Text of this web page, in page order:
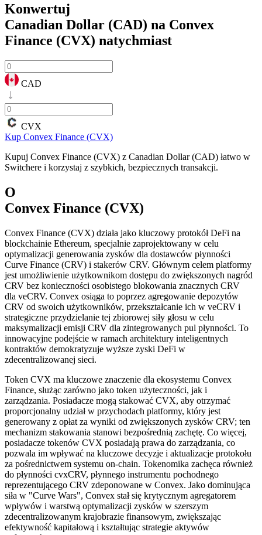
Konwertuj
Canadian Dollar (CAD) na Convex
Finance (CVX) natychmiast
CAD
CVX
Kup Convex Finance (CVX)
Kupuj Convex Finance (CVX) z Canadian Dollar (CAD) łatwo w
Switchere i korzystaj z szybkich, bezpiecznych transakcji.
O
Convex Finance (CVX)
Convex Finance (CVX) działa jako kluczowy protokół DeFi na
blockchainie Ethereum, specjalnie zaprojektowany w celu
optymalizacji generowania zysków dla dostawców płynności
Curve Finance (CRV) i stakerów CRV. Głównym celem platformy
jest umożliwienie użytkownikom dostępu do zwiększonych nagród
CRV bez konieczności osobistego blokowania znacznych CRV
dla veCRV. Convex osiąga to poprzez agregowanie depozytów
CRV od swoich użytkowników, przekształcanie ich w veCRV i
strategiczne przydzielanie tej zbiorowej siły głosu w celu
maksymalizacji emisji CRV dla zintegrowanych pul płynności. To
innowacyjne podejście w ramach architektury inteligentnych
kontraktów demokratyzuje wyższe zyski DeFi w
zdecentralizowanej sieci.
Token CVX ma kluczowe znaczenie dla ekosystemu Convex
Finance, służąc zarówno jako token użyteczności, jak i
zarządzania. Posiadacze mogą stakować CVX, aby otrzymać
proporcjonalny udział w przychodach platformy, który jest
generowany z opłat za wyniki od zwiększonych zysków CRV; ten
mechanizm stakowania stanowi bezpośrednią zachętę. Co więcej,
posiadacze tokenów CVX posiadają prawa do zarządzania, co
pozwala im wpływać na kluczowe decyzje i aktualizacje protokołu
za pośrednictwem systemu on-chain. Tokenomika zachęca również
do płynności cvxCRV, płynnego instrumentu pochodnego
reprezentującego CRV zdeponowane w Convex. Jako dominująca
siła w "Curve Wars", Convex stał się krytycznym agregatorem
wpływów i warstwą optymalizacji zysków w szerszym
zdecentralizowanym krajobrazie finansowym, zwiększając
efektywność kapitałową i kształtując strategie aktywów